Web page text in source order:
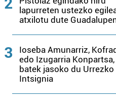
lapurreten ustezko
atxilotu dute
3
Ioseba Amunarriz,
edo Izugarria Konpartsa,
batek jasoko du Urrezko
Intsignia